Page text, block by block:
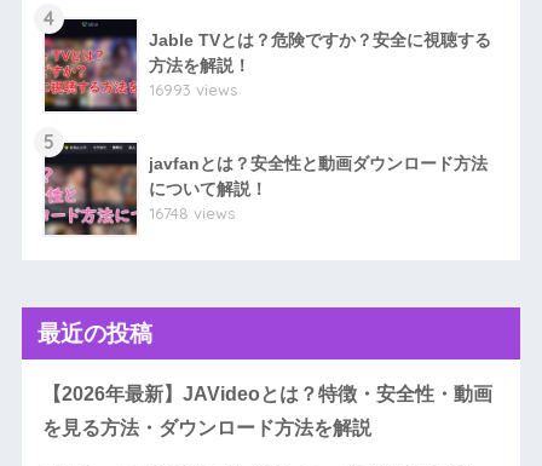
4
Jable TVとは？危険ですか？安全に視聴する
方法を解説！
16993 views
5
javfanとは？安全性と動画ダウンロード方法
について解説！
16748 views
最近の投稿
【2026年最新】JAVideoとは？特徴・安全性・動画
を見る方法・ダウンロード方法を解説